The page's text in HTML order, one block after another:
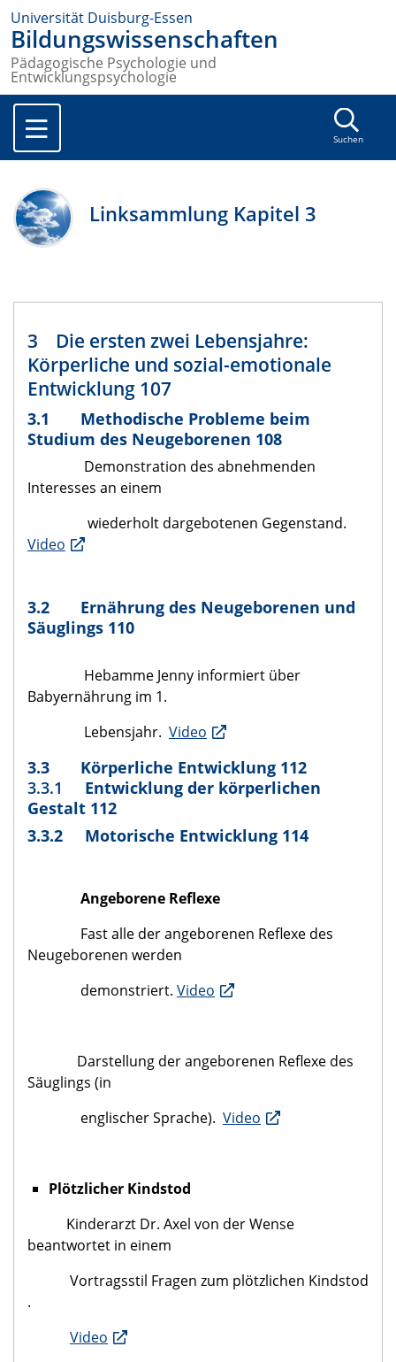
Universität Duisburg-Essen
Bildungswissenschaften
Pädagogische Psychologie und
Entwicklungspsychologie
Suchen
Linksammlung Kapitel 3
3 Die ersten zwei Lebensjahre:
Körperliche und sozial-emotionale
Entwicklung 107
3.1 Methodische Probleme beim
Studium des Neugeborenen 108
Demonstration des abnehmenden
Interesses an einem
wiederholt dargebotenen Gegenstand.
Video
3.2 Ernährung des Neugeborenen und
Säuglings 110
Hebamme Jenny informiert über
Babyernährung im 1.
Lebensjahr. Video
3.3 Körperliche Entwicklung 112
3.3.1 Entwicklung der körperlichen
Gestalt 112
3.3.2 Motorische Entwicklung 114
Angeborene Reflexe
Fast alle der angeborenen Reflexe des
Neugeborenen werden
demonstriert. Video
Darstellung der angeborenen Reflexe des
Säuglings (in
englischer Sprache). Video
Plötzlicher Kindstod
Kinderarzt Dr. Axel von der Wense
beantwortet in einem
Vortragsstil Fragen zum plötzlichen Kindstod
.
Video